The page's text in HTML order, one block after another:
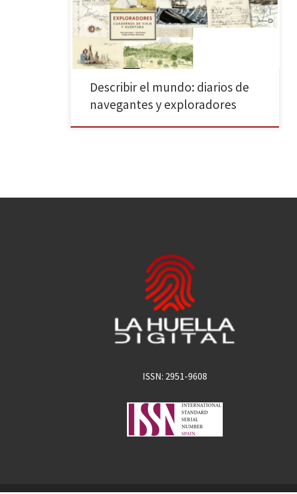
África, Asia y América en la obra de Huw Lewis-Jones y
Kari Herbert Exploradores: Cuadernos de viaje y
aventura (octubre de 2016, ver booktrail), GeoPlaneta
Describir el mundo: diarios de
navegantes y exploradores
ISSN: 2951-9608